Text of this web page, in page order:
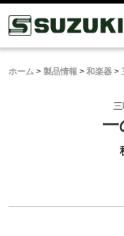
ホーム > 製品情報 > 和楽器 >
一